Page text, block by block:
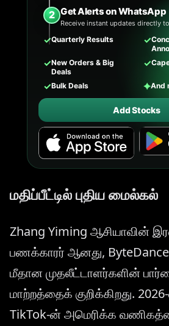
2 Get Alerts on WhatsApp
Receive instant updates directly
✓Quarterly Results ✓
✓New Orders & Big
Deals
✓
✓Bulk Deals ✦And
Add Stocks
மதிப்பீட்டில் புதிய மைல்கல்
Zhang Yiming ஆசியாவின்
பணக்காரர் ஆனது,
மீதான முதலீட்டாளர்களின்
மாற்றத்தைக் குறிக்கிறது.
TikTok-ன் அமெரிக்க